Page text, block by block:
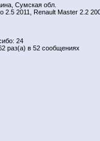
Сумская обл.
2.5 2011, Renault Master 2.2
24
раз(а) в 52 сообщениях